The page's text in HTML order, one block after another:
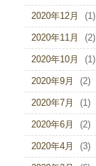
2020年12月 (1)
2020年11月 (2)
2020年10月 (1)
2020年9月 (2)
2020年7月 (1)
2020年6月 (2)
2020年4月 (3)